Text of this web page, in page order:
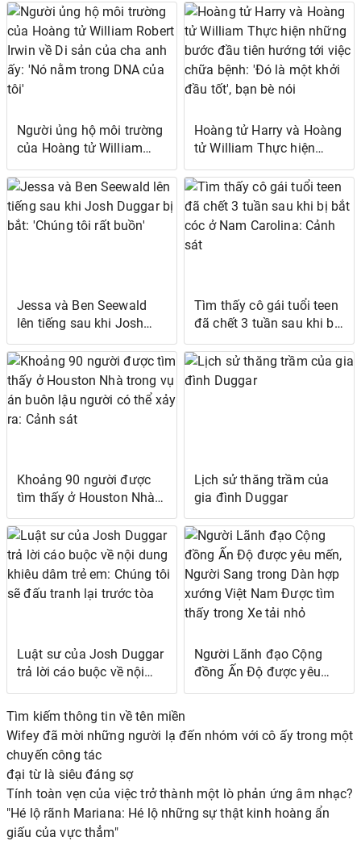
nào vào sinh nhật lần thứ
95 của Quốc vương
cho Giải thưởng
Earthshot của Hoàng tử
William
Người ủng hộ môi trường
của Hoàng tử William
Robert Irwin về Di sản
của cha anh ấy: 'Nó nằm
trong DNA của tôi'
Hoàng tử Harry và Hoàng
tử William Thực hiện
những bước đầu tiên
hướng tới việc chữa
bệnh: 'Đó là một khởi đầu
tốt', bạn bè nói
Jessa và Ben Seewald
lên tiếng sau khi Josh
Duggar bị bắt: 'Chúng tôi
rất buồn'
Tìm thấy cô gái tuổi teen
đã chết 3 tuần sau khi bị
bắt cóc ở Nam Carolina:
Cảnh sát
Khoảng 90 người được
tìm thấy ở Houston Nhà
trong vụ án buôn lậu
người có thể xảy ra: Cảnh
sát
Lịch sử thăng trầm của
gia đình Duggar
Luật sư của Josh Duggar
trả lời cáo buộc về nội
dung khiêu dâm trẻ em:
Chúng tôi sẽ đấu tranh lại
trước tòa
Người Lãnh đạo Cộng
đồng Ấn Độ được yêu
mến, Người Sang trong
tải nhỏ
Tìm kiếm thông tin về tên miền
Wifey đã mời những người lạ đến nhóm với cô ấy trong một
chuyến công tác
đại từ là siêu đáng sợ
Tính toàn vẹn của việc trở thành một lò phản ứng âm nhạc?
"Hé lộ rãnh Mariana: Hé lộ những sự thật kinh hoàng ẩn
giấu của vực thẳm"